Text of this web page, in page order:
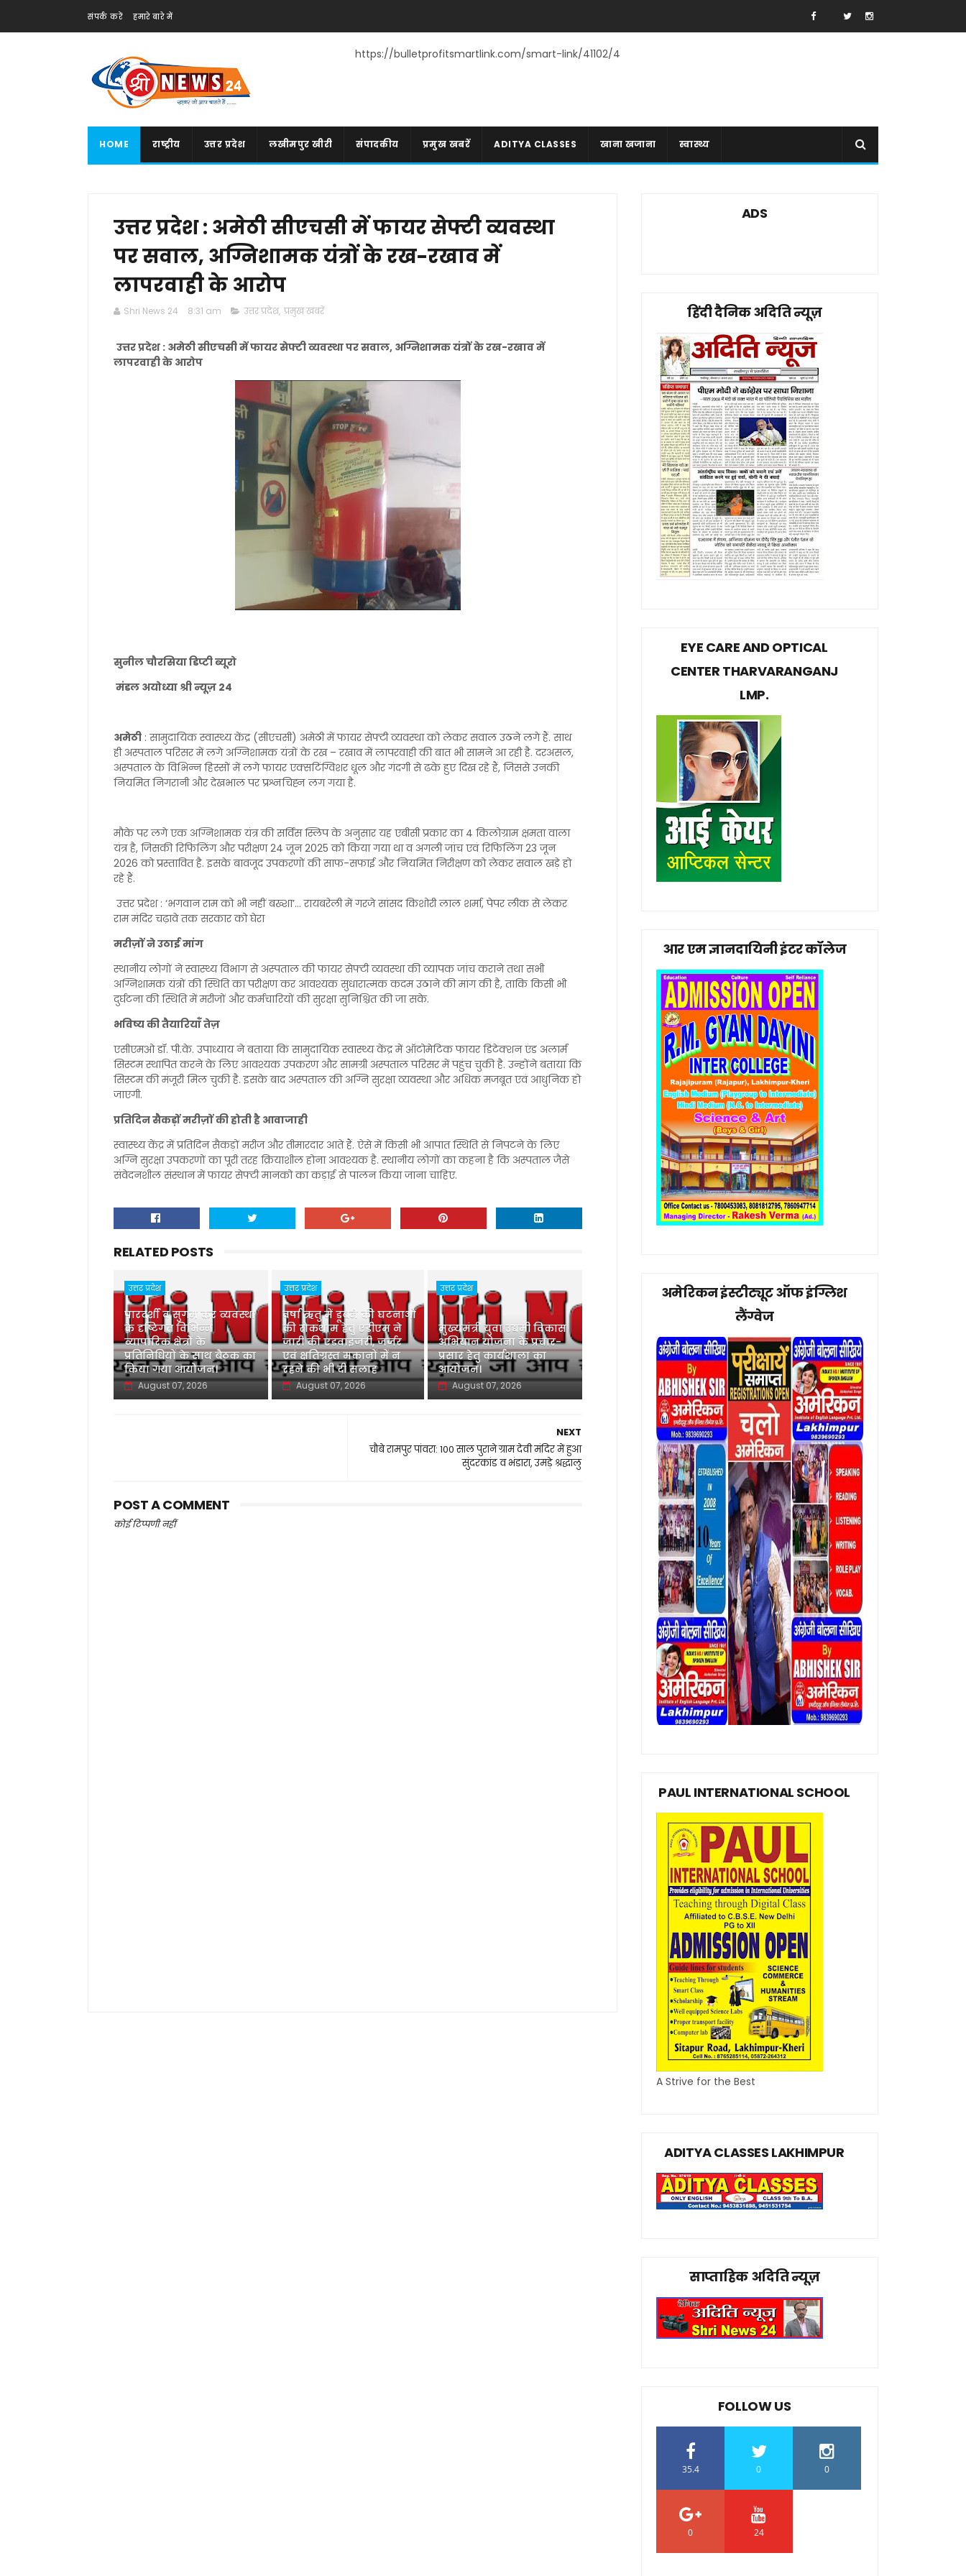
संपर्क करें हमारे बारे में
https://bulletprofitsmartlink.com/smart-link/41102/4
HOME राष्ट्रीय उत्तर प्रदेश लखीमपुर खीरी संपादकीय प्रमुख खबरें ADITYA CLASSES खाना खजाना स्वास्थ्य
उत्तर प्रदेश : अमेठी सीएचसी में फायर सेफ्टी व्यवस्था
पर सवाल, अग्निशामक यंत्रों के रख-रखाव में
लापरवाही के आरोप
Shri News 24 8:31 am उत्तर प्रदेश, प्रमुख खबरें
उत्तर प्रदेश : अमेठी सीएचसी में फायर सेफ्टी व्यवस्था पर सवाल, अग्निशामक यंत्रों के रख-रखाव में
लापरवाही के आरोप
सुनील चौरसिया डिप्टी ब्यूरो
मंडल अयोध्या श्री न्यूज़ 24
अमेठी : सामुदायिक स्वास्थ्य केंद्र (सीएचसी) अमेठी में फायर सेफ्टी व्यवस्था को लेकर सवाल उठने लगे हैं. साथ
ही अस्पताल परिसर में लगे अग्निशामक यंत्रों के रख – रखाव में लापरवाही की बात भी सामने आ रही है. दरअसल,
अस्पताल के विभिन्न हिस्सों में लगे फायर एक्सटिंग्विशर धूल और गंदगी से ढके हुए दिख रहे हैं, जिससे उनकी
नियमित निगरानी और देखभाल पर प्रश्नचिह्न लग गया है.
मौके पर लगे एक अग्निशामक यंत्र की सर्विस स्लिप के अनुसार यह एबीसी प्रकार का 4 किलोग्राम क्षमता वाला
यंत्र है, जिसकी रिफिलिंग और परीक्षण 24 जून 2025 को किया गया था व अगली जांच एवं रिफिलिंग 23 जून
2026 को प्रस्तावित है. इसके बावजूद उपकरणों की साफ-सफाई और नियमित निरीक्षण को लेकर सवाल खड़े हो
रहे हैं.
उत्तर प्रदेश : ‘भगवान राम को भी नहीं बख्शा’… रायबरेली में गरजे सांसद किशोरी लाल शर्मा, पेपर लीक से लेकर
राम मंदिर चढ़ावे तक सरकार को घेरा
मरीज़ों ने उठाई मांग
स्थानीय लोगों ने स्वास्थ्य विभाग से अस्पताल की फायर सेफ्टी व्यवस्था की व्यापक जांच कराने तथा सभी
अग्निशामक यंत्रों की स्थिति का परीक्षण कर आवश्यक सुधारात्मक कदम उठाने की मांग की है, ताकि किसी भी
दुर्घटना की स्थिति में मरीजों और कर्मचारियों की सुरक्षा सुनिश्चित की जा सके.
भविष्य की तैयारियाँ तेज़
एसीएमओ डॉ. पी.के. उपाध्याय ने बताया कि सामुदायिक स्वास्थ्य केंद्र में ऑटोमेटिक फायर डिटेक्शन एंड अलार्म
सिस्टम स्थापित करने के लिए आवश्यक उपकरण और सामग्री अस्पताल परिसर में पहुंच चुकी है. उन्होंने बताया कि
सिस्टम की मंजूरी मिल चुकी है. इसके बाद अस्पताल की अग्नि सुरक्षा व्यवस्था और अधिक मजबूत एवं आधुनिक हो
जाएगी.
प्रतिदिन सैकड़ों मरीज़ों की होती है आवाजाही
स्वास्थ्य केंद्र में प्रतिदिन सैकड़ों मरीज और तीमारदार आते हैं. ऐसे में किसी भी आपात स्थिति से निपटने के लिए
अग्नि सुरक्षा उपकरणों का पूरी तरह क्रियाशील होना आवश्यक है. स्थानीय लोगों का कहना है कि अस्पताल जैसे
संवेदनशील संस्थान में फायर सेफ्टी मानको का कड़ाई से पालन किया जाना चाहिए.
RELATED POSTS
उत्तर प्रदेश
पारदर्शी व सुगम कर व्यवस्था
के दृष्टिगत विभिन्न
व्यापारिक क्षेत्रों के
प्रतिनिधियों के साथ बैठक का
किया गया आयोजन।
August 07, 2026
उत्तर प्रदेश
वर्षा ऋतु में डूबने की घटनाओं
की रोकथाम हेतु एडीएम ने
जारी की एडवाइजरी, जर्जर
एवं क्षतिग्रस्त मकानों में न
रहने की भी दी सलाह
August 07, 2026
उत्तर प्रदेश
मुख्यमंत्री युवा उद्यमी विकास
अभियान योजना के प्रचार-
प्रसार हेतु कार्यशाला का
आयोजन।
August 07, 2026
NEXT
चौबे रामपुर पांवरा: 100 साल पुराने ग्राम देवी मंदिर में हुआ
सुंदरकांड व भंडारा, उमड़े श्रद्धालु
POST A COMMENT
कोई टिप्पणी नहीं
ADS
हिंदी दैनिक अदिति न्यूज़
EYE CARE AND OPTICAL
CENTER THARVARANGANJ
LMP.
आर एम ज्ञानदायिनी इंटर कॉलेज
अमेरिकन इंस्टीट्यूट ऑफ इंग्लिश
लैंग्वेज
PAUL INTERNATIONAL SCHOOL
A Strive for the Best
ADITYA CLASSES LAKHIMPUR
साप्ताहिक अदिति न्यूज़
FOLLOW US
35.4 0 0
0 24